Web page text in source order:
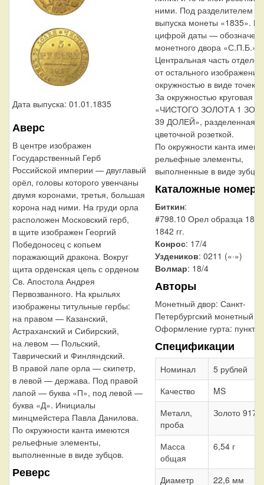
Дата выпуска: 01.01.1835
Аверс
В центре изображен
Государственный Герб
Российской империи — двуглавый
орёл, головы которого увенчаны
двумя коронами, третья, большая
корона над ними. На груди орла
расположен Московский герб,
в щите изображен Георгий
Победоносец с копьем
поражающий дракона. Вокруг
щита орденская цепь с орденом
Св. Апостола Андрея
Первозванного. На крыльях
изображены титульные гербы:
на правом — Казанский,
Астраханский и Сибирский,
на левом — Польский,
Таврический и Финляндский.
В правой лапе орла — скипетр,
в левой — держава. Под правой
лапой — буква «П», под левой —
буква «Д». Инициалы
минцмейстера Павла Данилова.
По окружности канта имеются
рельефные элементы,
выполненные в виде зубцов.
Реверс
ними. Под разделителем
выпуска монеты «1835».
цифрой даты —
монетного двора «С.П.Б.».
Центральная часть
от остального изображения,
окружностью в виде точек.
За окружностью круговая
«ЧИСТОГО ЗОЛОТА 1
39 ДОЛЕЙ», разделенная
цветочной розеткой.
По окружности канта
рельефные элементы,
выполненные в виде
Каталожные номера
Биткин:
#798.10 Орел образца
1842 гг.
Конрос: 17/4
Уздеников: 0211 («·»)
Волмар: 18/4
Авторы
Монетный двор: Санкт-
Петербургский монетный
Оформление гурта: пунктир
Спецификации
Номинал
5 рублей
Качество
MS
Металл,
проба
Золото 917
Масса
общая
6,54 г
Диаметр 22,6 мм